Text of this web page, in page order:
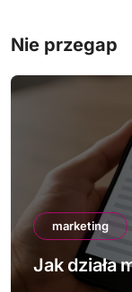
Nie przegap
marketing
Jak działa